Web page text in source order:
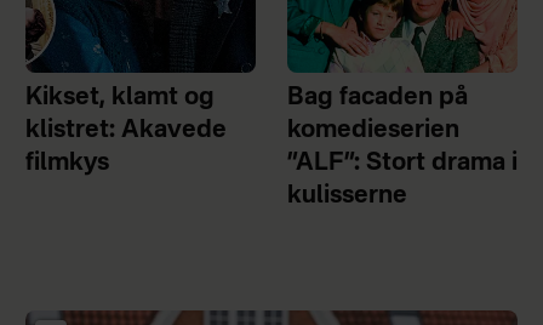
Kikset, klamt og
klistret: Akavede
filmkys
Bag facaden på
komedieserien
”ALF”: Stort drama i
kulisserne